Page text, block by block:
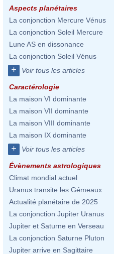
Aspects planétaires
La conjonction Mercure Vénus
La conjonction Soleil Mercure
Lune AS en dissonance
La conjonction Soleil Vénus
+ Voir tous les articles
Caractérologie
La maison VI dominante
La maison VII dominante
La maison VIII dominante
La maison IX dominante
+ Voir tous les articles
Évènements astrologiques
Climat mondial actuel
Uranus transite les Gémeaux
Actualité planétaire de 2025
La conjonction Jupiter Uranus
Jupiter et Saturne en Verseau
La conjonction Saturne Pluton
Jupiter arrive en Sagittaire